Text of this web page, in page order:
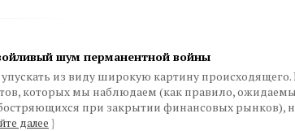
шум перманентной войны
упускать из виду широкую картину происходящего.
которых мы наблюдаем (как правило,
при закрытии финансовых рынков),
далее }